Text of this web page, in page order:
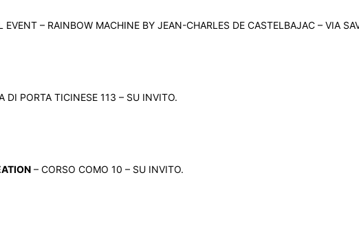
EVENT – RAINBOW MACHINE BY JEAN-CHARLES DE CASTELBAJAC – VIA
DI PORTA TICINESE 113 – SU INVITO.
– CORSO COMO 10 – SU INVITO.